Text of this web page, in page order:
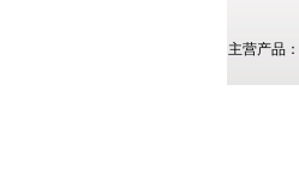
主营产品：